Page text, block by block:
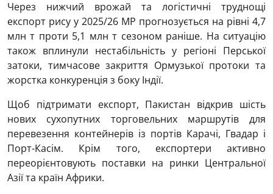
Через нижчий врожай та логістичні труднощі
експорт рису у 2025/26 МР прогнозується на рівні 4,7
млн т проти 5,1 млн т сезоном раніше. На ситуацію
також вплинули нестабільність у регіоні Перської
затоки, тимчасове закриття Ормузької протоки та
жорстка конкуренція з боку Індії.
Щоб підтримати експорт, Пакистан відкрив шість
нових сухопутних торговельних маршрутів для
перевезення контейнерів із портів Карачі, Гвадар і
Порт-Касім. Крім того, експортери активно
переорієнтовують поставки на ринки Центральної
Азії та країн Африки.